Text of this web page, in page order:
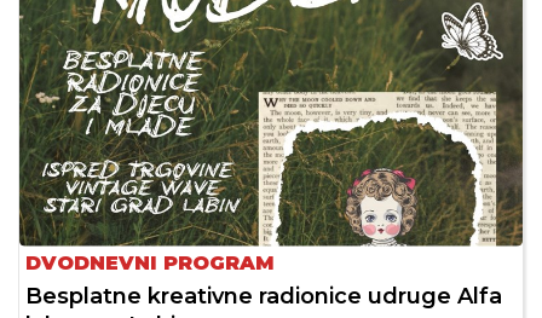
DVODNEVNI PROGRAM
Besplatne kreativne radionice udruge Alfa